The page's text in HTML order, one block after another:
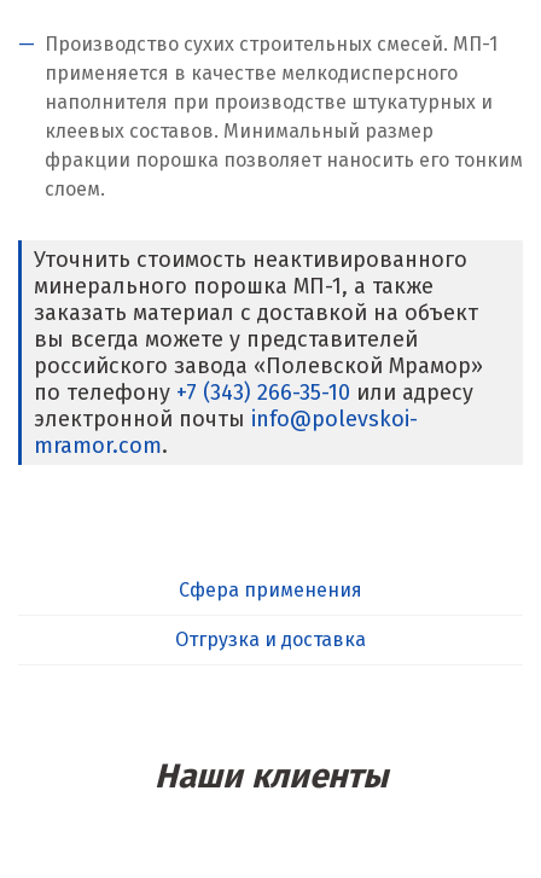
Производство сухих строительных смесей. МП-1
применяется в качестве мелкодисперсного
наполнителя при производстве штукатурных и
клеевых составов. Минимальный размер
фракции порошка позволяет наносить его тонким
слоем.
Уточнить стоимость неактивированного
минерального порошка МП-1, а также
заказать материал с доставкой на объект
вы всегда можете у представителей
российского завода «Полевской Мрамор»
по телефону +7 (343) 266-35-10 или адресу
электронной почты info@polevskoi-
mramor.com.
Сфера применения
Отгрузка и доставка
Наши клиенты